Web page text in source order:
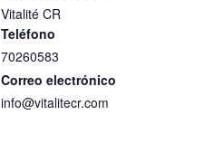
Vitalité CR
Teléfono
70260583
Correo electrónico
info@vitalitecr.com